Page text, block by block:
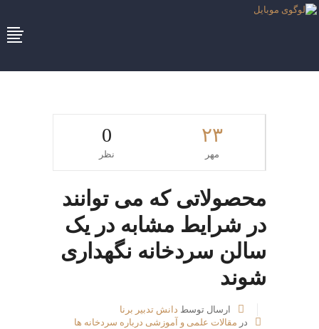
۲۳
مهر
0
نظر
محصولاتی که می توانند
در شرایط مشابه در یک
سالن سردخانه نگهداری
شوند
ارسال توسط دانش تدبیر برنا
در مقالات علمی و آموزشی درباره سردخانه ها